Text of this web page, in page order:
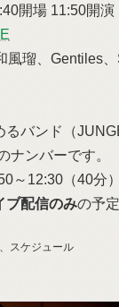
開場 11:50開演
瑠、Gentiles、
バンド（
ナンバーです。
～12:30（40分
ブ配信のみの予
スケジュール